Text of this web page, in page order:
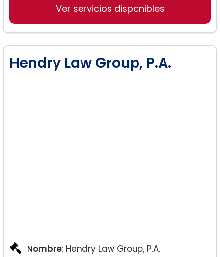
Custodia de Hijos
Manutención de Hijos
Custodia Relativa
Adopción
Ver servicios disponibles
Hendry Law Group, P.A.
Nombre: Hendry Law Group, P.A.